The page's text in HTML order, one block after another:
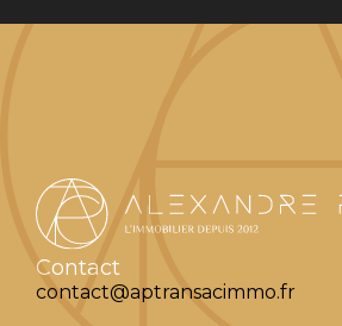
Contact
contact@aptransacimmo.fr